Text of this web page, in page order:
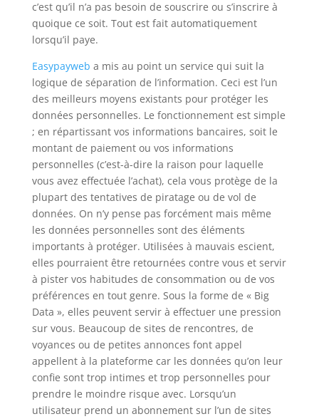
c’est qu’il n’a pas besoin de souscrire ou s’inscrire à
quoique ce soit. Tout est fait automatiquement
lorsqu’il paye.
Easypayweb a mis au point un service qui suit la
logique de séparation de l’information. Ceci est l’un
des meilleurs moyens existants pour protéger les
données personnelles. Le fonctionnement est simple
; en répartissant vos informations bancaires, soit le
montant de paiement ou vos informations
personnelles (c’est-à-dire la raison pour laquelle
vous avez effectuée l’achat), cela vous protège de la
plupart des tentatives de piratage ou de vol de
données. On n’y pense pas forcément mais même
les données personnelles sont des éléments
importants à protéger. Utilisées à mauvais escient,
elles pourraient être retournées contre vous et servir
à pister vos habitudes de consommation ou de vos
préférences en tout genre. Sous la forme de « Big
Data », elles peuvent servir à effectuer une pression
sur vous. Beaucoup de sites de rencontres, de
voyances ou de petites annonces font appel
appellent à la plateforme car les données qu’on leur
confie sont trop intimes et trop personnelles pour
prendre le moindre risque avec. Lorsqu’un
utilisateur prend un abonnement sur l’un de sites